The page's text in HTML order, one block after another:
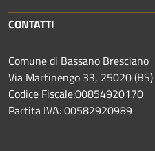
CONTATTI
Comune di Bassano Bresciano
Via Martinengo 33, 25020 (BS)
Codice Fiscale:00854920170
Partita IVA: 00582920989